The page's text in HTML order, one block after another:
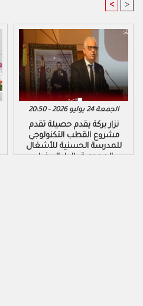
< >
الجمعة 24 يوليو 2026 - 20:50
نزار بركة يقدم حصيلة تقدم
مشروع القطب التكنولوجي
للمدرسة الحسنية للأشغال
العمومية بالدار البيضاء